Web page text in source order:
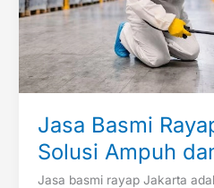
Jasa Basmi
Solusi Ampuh
Jasa basmi rayap Jakarta